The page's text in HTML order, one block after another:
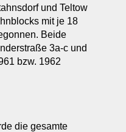
und Teltow
mit je 18
Beide
3a-c und
bzw. 1962
die gesamte